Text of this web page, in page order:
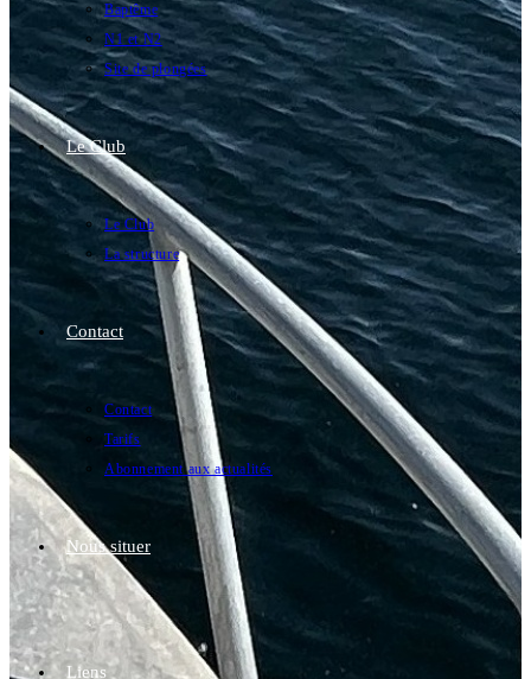
Baptême
N1 et N2
Site de plongées
Le Club
Le Club
La structure
Contact
Contact
Tarifs
Abonnement aux actualités
Nous situer
Liens